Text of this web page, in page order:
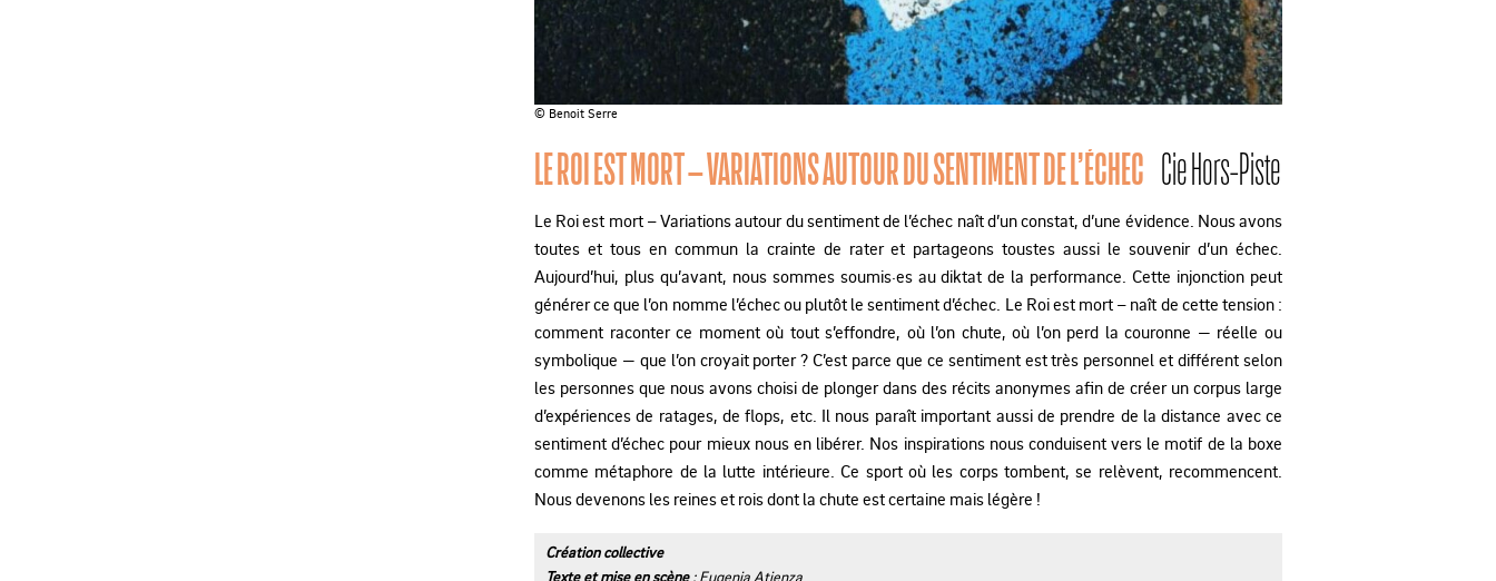
© Benoit Serre
LE ROI EST MORT – VARIATIONS AUTOUR DU SENTIMENT DE L’ÉCHEC Cie Hors-Piste
Le Roi est mort – Variations autour du sentiment de l’échec naît d’un constat, d’une évidence. Nous avons
toutes et tous en commun la crainte de rater et partageons toustes aussi le souvenir d’un échec.
Aujourd’hui, plus qu’avant, nous sommes soumis·es au diktat de la performance. Cette injonction peut
générer ce que l’on nomme l’échec ou plutôt le sentiment d’échec. Le Roi est mort – naît de cette tension :
comment raconter ce moment où tout s’effondre, où l’on chute, où l’on perd la couronne — réelle ou
symbolique — que l’on croyait porter ? C’est parce que ce sentiment est très personnel et différent selon
les personnes que nous avons choisi de plonger dans des récits anonymes afin de créer un corpus large
d’expériences de ratages, de flops, etc. Il nous paraît important aussi de prendre de la distance avec ce
sentiment d’échec pour mieux nous en libérer. Nos inspirations nous conduisent vers le motif de la boxe
comme métaphore de la lutte intérieure. Ce sport où les corps tombent, se relèvent, recommencent.
Nous devenons les reines et rois dont la chute est certaine mais légère !
Création collective
Texte et mise en scène: Eugenia Atienza